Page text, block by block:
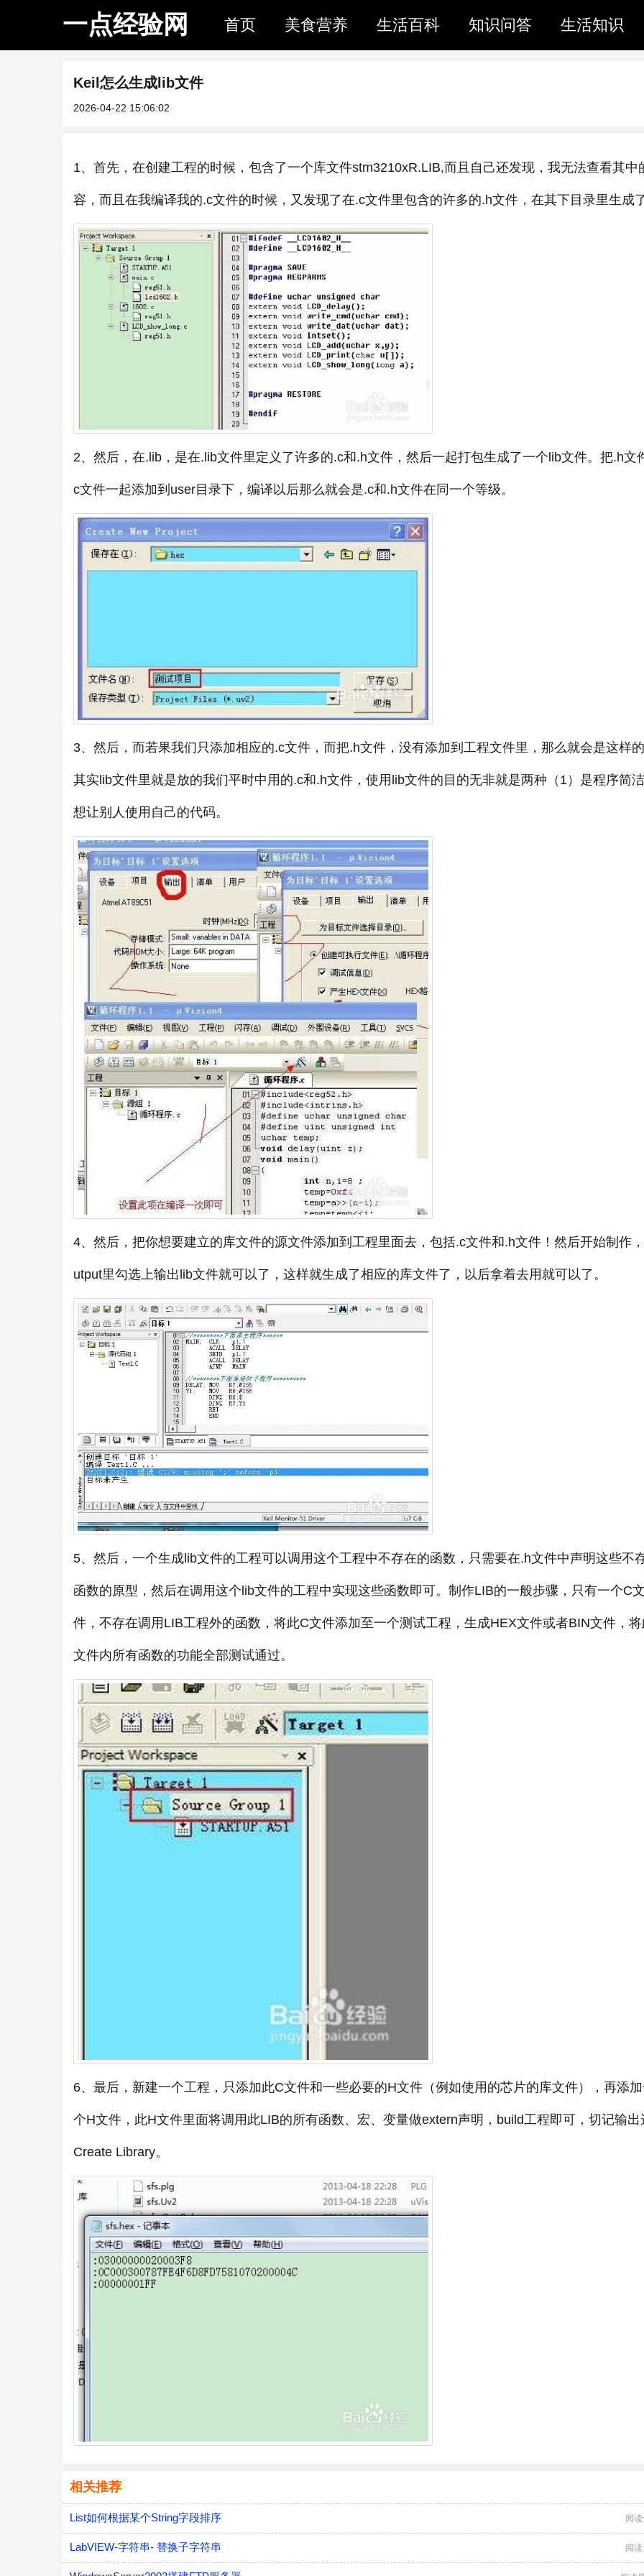
一点经验网 首页 美食营养 生活百科 知识问答 生活知识
Keil怎么生成lib文件
2026-04-22 15:06:02
1、首先，在创建工程的时候，包含了一个库文件stm3210xR.LIB,而且自己还发现，我无法查看其中
容，而且在我编译我的.c文件的时候，又发现了在.c文件里包含的许多的.h文件，在其下目录里生成
2、然后，在.lib，是在.lib文件里定义了许多的.c和.h文件，然后一起打包生成了一个lib文件。把.h文
c文件一起添加到user目录下，编译以后那么就会是.c和.h文件在同一个等级。
3、然后，而若果我们只添加相应的.c文件，而把.h文件，没有添加到工程文件里，那么就会是这样
其实lib文件里就是放的我们平时中用的.c和.h文件，使用lib文件的目的无非就是两种（1）是程序简
想让别人使用自己的代码。
4、然后，把你想要建立的库文件的源文件添加到工程里面去，包括.c文件和.h文件！然后开始制作
utput里勾选上输出lib文件就可以了，这样就生成了相应的库文件了，以后拿着去用就可以了。
5、然后，一个生成lib文件的工程可以调用这个工程中不存在的函数，只需要在.h文件中声明这些不
函数的原型，然后在调用这个lib文件的工程中实现这些函数即可。制作LIB的一般步骤，只有一个C
件，不存在调用LIB工程外的函数，将此C文件添加至一个测试工程，生成HEX文件或者BIN文件，
文件内所有函数的功能全部测试通过。
6、最后，新建一个工程，只添加此C文件和一些必要的H文件（例如使用的芯片的库文件），再添
个H文件，此H文件里面将调用此LIB的所有函数、宏、变量做extern声明，build工程即可，切记输出
Create Library。
相关推荐
List如何根据某个String字段排序 阅
LabVIEW-字符串- 替换子字符串 阅